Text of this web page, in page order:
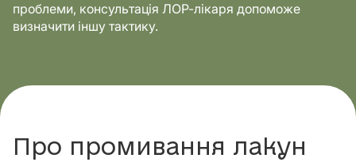
проблеми, консультація ЛОР-лікаря допоможе
визначити іншу тактику.
Про промивання лакун